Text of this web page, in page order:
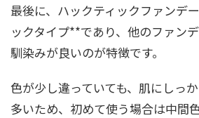
最後に、ハックティックファンデ
ックタイプ**であり、他のファン
馴染みが良いのが特徴です。
色が少し違っていても、肌にしっ
多いため、初めて使う場合は中間